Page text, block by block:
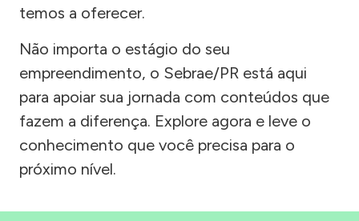
temos a oferecer.
Não importa o estágio do seu
empreendimento, o Sebrae/PR está aqui
para apoiar sua jornada com conteúdos que
fazem a diferença. Explore agora e leve o
conhecimento que você precisa para o
próximo nível.